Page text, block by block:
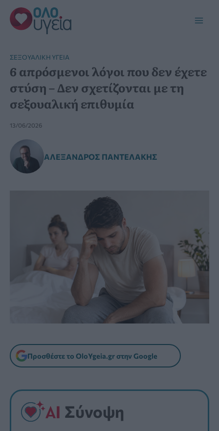
Μετάβαση
στο
περιεχόμενο
ΣΕΞΟΥΑΛΙΚΉ ΥΓΕΊΑ
6 απρόσμενοι λόγοι που δεν έχετε
στύση – Δεν σχετίζονται με τη
σεξουαλική επιθυμία
13/06/2026
ΑΛΈΞΑΝΔΡΟΣ ΠΑΝΤΕΛΆΚΗΣ
Προσθέστε το OloYgeia.gr στην Google
Σύνοψη